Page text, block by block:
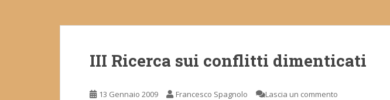
III Ricerca sui conflitti dimenticati
13 Gennaio 2009 Francesco Spagnolo Lascia un commento